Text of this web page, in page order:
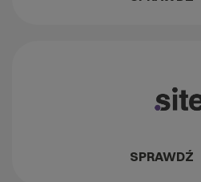
SPRAWDŹ